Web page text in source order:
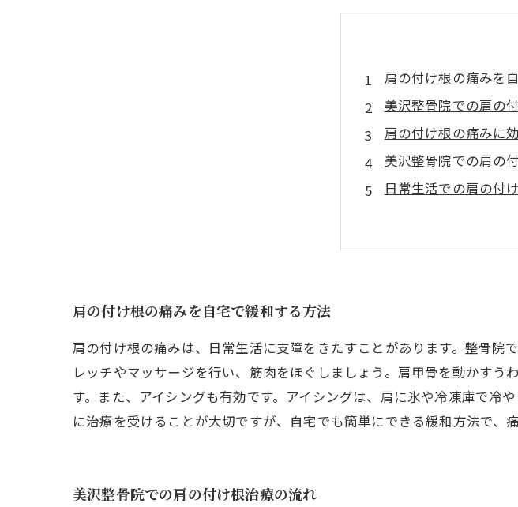
肩の付け根の痛みを
美沢整骨院での肩の
肩の付け根の痛みに
美沢整骨院での肩の
日常生活での肩の付
肩の付け根の痛みを自宅で緩和する方法
肩の付け根の痛みは、日常生活に支障をきたすことがあります。整骨
レッチやマッサージを行い、筋肉をほぐしましょう。肩甲骨を動かす
す。また、アイシングも有効です。アイシングは、肩に氷や冷凍庫で冷
に治療を受けることが大切ですが、自宅でも簡単にできる緩和方法で、
美沢整骨院での肩の付け根治療の流れ